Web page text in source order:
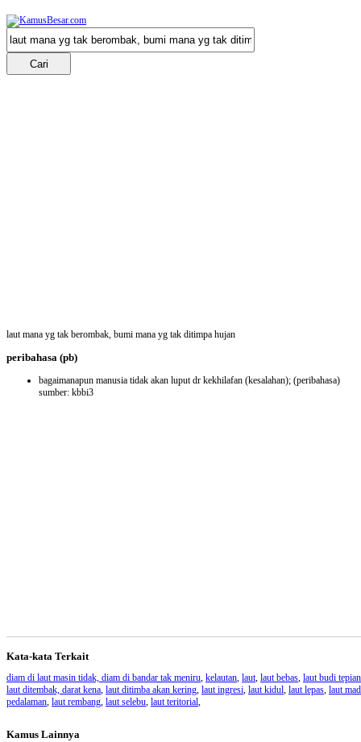
laut mana yg tak berombak, bumi mana yg tak ditimpa hujan
peribahasa (pb)
bagaimanapun manusia tidak akan luput dr kekhilafan (kesalahan); (peribahasa)
sumber: kbbi3
Kata-kata Terkait
diam di laut masin tidak, diam di bandar tak meniru kelautan laut laut bebas laut budi
laut ditembak, darat kena laut ditimba akan kering laut ingresi laut kidul laut lepas laut
pedalaman laut rembang laut selebu laut teritorial
Kamus Lainnya